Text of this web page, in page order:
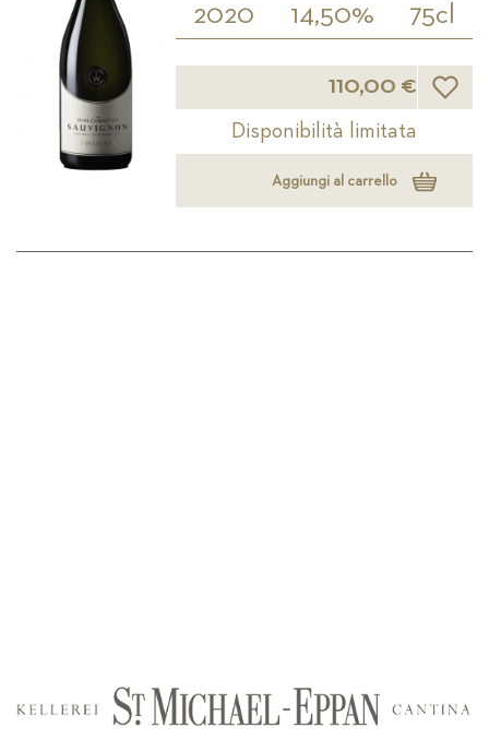
2020 14,50% 75cl
110,00 € Lista
Disponibilità limitata
Aggiungi al carrello